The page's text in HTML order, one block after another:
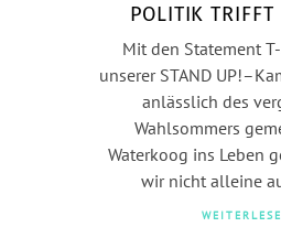
POLITIK TRIFFT
Mit den Statement
unserer STAND
anlässlich des
Wahlsommers
Waterkoog ins Leben
wir nicht alleine